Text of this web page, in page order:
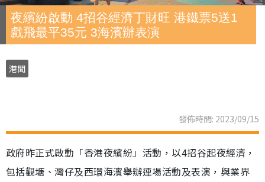
夜繽紛啟動 4招谷經濟丁財旺 港鐵票5送1
戲飛最平35元 3海濱辦表演
港聞
發佈時間: 2023/09/15
政府昨正式啟動「香港夜繽紛」活動，以4招谷起夜經濟，
包括觀塘、灣仔及西環海濱舉辦連場活動及表演，與業界